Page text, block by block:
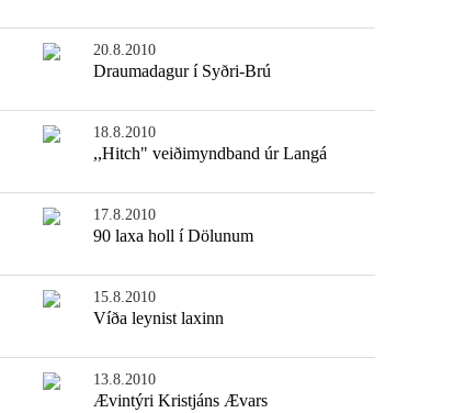
20.8.2010
Draumadagur í Syðri-Brú
18.8.2010
,,Hitch" veiðimyndband úr Langá
17.8.2010
90 laxa holl í Dölunum
15.8.2010
Víða leynist laxinn
13.8.2010
Ævintýri Kristjáns Ævars